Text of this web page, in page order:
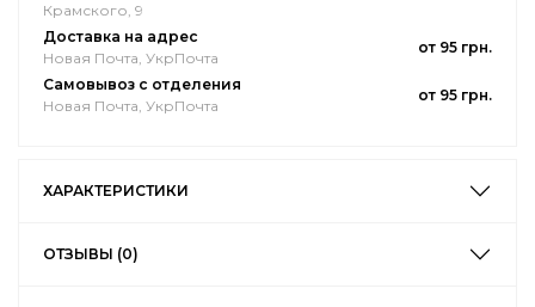
Крамского, 9
Доставка на адрес
Новая Почта, УкрПочта
от 95 грн.
Самовывоз с отделения
Новая Почта, УкрПочта
от 95 грн.
ХАРАКТЕРИСТИКИ
ОТЗЫВЫ (0)